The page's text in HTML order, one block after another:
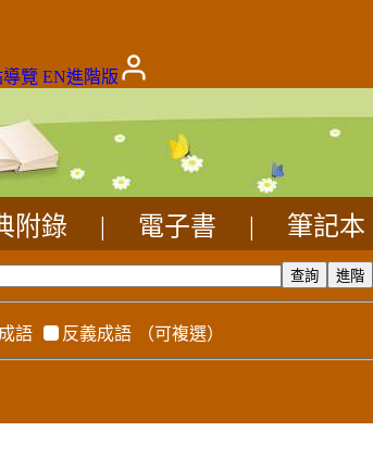
覽 EN進階版
附錄 電子書 筆記本
語 反義成語 （可複選）